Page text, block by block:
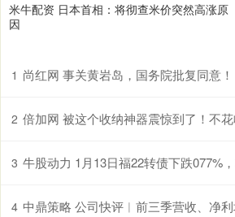
米牛配资 日本首相：将彻查米价突然高涨原
因
1 尚红网 事关黄岩岛，国务院批复同意！
2 倍加网 被这个收纳神器震惊到了！不花啥钱
3 牛股动力 1月13日福22转债下跌077%
4 中鼎策略 公司快评︱前三季营收、净利均降 永辉